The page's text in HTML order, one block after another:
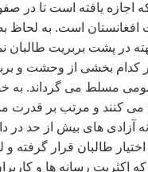
یافته است تا در
است. به لحاظ
در پشت بربریت طالبان
کدام بخشی از وحشت و
مسلط می گرداند.
می کنند و مرتب بر قدرت
های بیش از حد در
طالبان قرار گرفته
اکثریت رسانه ها و